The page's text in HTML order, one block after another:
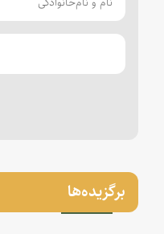
برگزیده‌ها